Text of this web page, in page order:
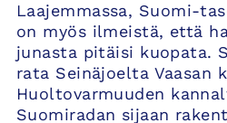
Laajemmassa, Suomi-
on myös ilmeistä, että
junasta pitäisi kuopata.
rata Seinäjoelta Vaasan
Huoltovarmuuden
Suomiradan sijaan